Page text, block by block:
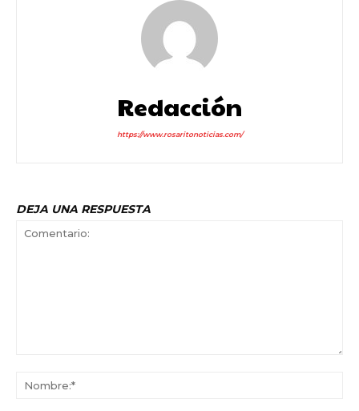
Redacción
https://www.rosaritonoticias.com/
DEJA UNA RESPUESTA